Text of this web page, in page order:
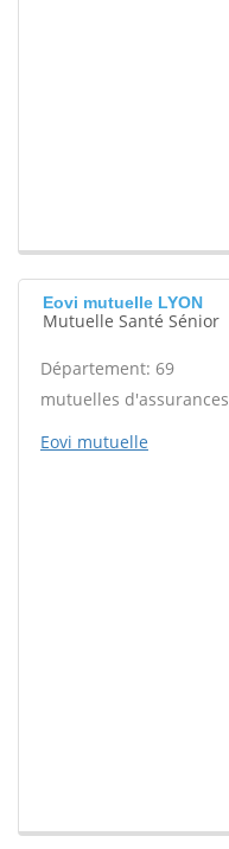
Eovi mutuelle LYON
Mutuelle Santé Sénior
Département: 69
mutuelles d'assurances
Eovi mutuelle